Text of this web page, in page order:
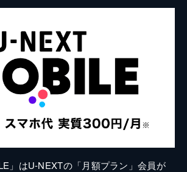
」はU-NEXTの「月額プラン」会員が